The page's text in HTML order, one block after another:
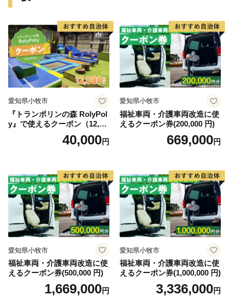
愛知県小牧市
『トランポリンの森 RolyPol
y』で使えるクーポン（12,00
40,000円
愛知県小牧市
福祉車両・介護車両改造に使
えるクーポン券(200,000 円)
669,000円
愛知県小牧市
福祉車両・介護車両改造に使
えるクーポン券(500,000 円)
1,669,000円
愛知県小牧市
福祉車両・介護車両改造に使
えるクーポン券(1,000,000 円)
3,336,000円